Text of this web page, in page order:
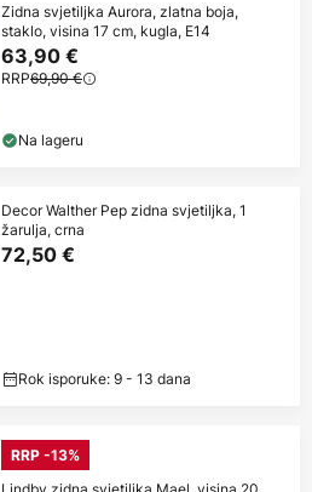
Zidna svjetiljka Aurora, zlatna boja,
staklo, visina 17 cm, kugla, E14
63,90 €
RRP69,90 €
Na lageru
Decor Walther Pep zidna svjetiljka, 1
žarulja, crna
72,50 €
Rok isporuke: 9 - 13 dana
RRP -13%